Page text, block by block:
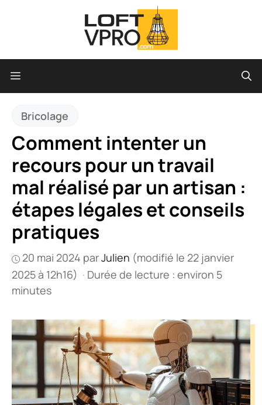
Menu
Bricolage
Comment intenter un
recours pour un travail
mal réalisé par un artisan :
étapes légales et conseils
pratiques
20 mai 2024 parJulien (modifié le 22 janvier
2025 à 12h16) · Durée de lecture : environ 5
minutes